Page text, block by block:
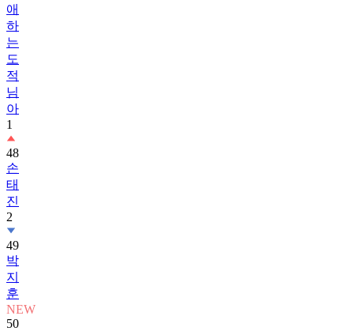
애
하
는
도
적
님
아
1
48
손
태
진
2
49
박
지
훈
NEW
50